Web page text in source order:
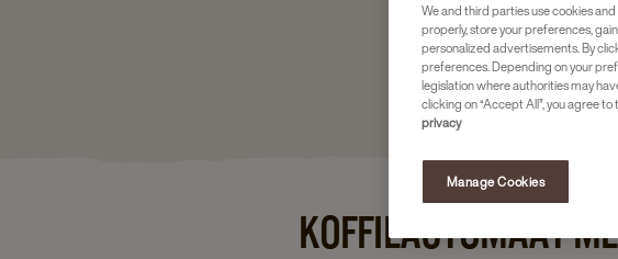
KOFFIEAUTOMAAT
We and third parties use cookies
properly, store your preferences,
personalized advertisements. By
preferences. Depending on your
legislation where authorities may
clicking on “Accept All”, you agree
privacy
Manage Cookies